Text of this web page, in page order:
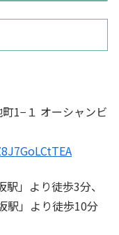
1−１ オーシャンビ
」より徒歩3分、
より徒歩10分